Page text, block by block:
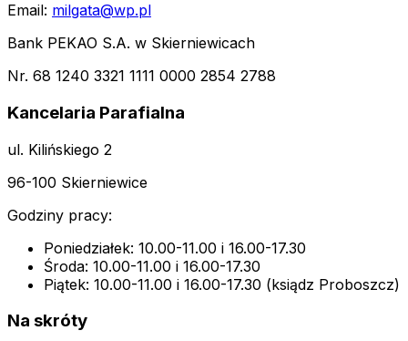
Email: milgata@wp.pl
Bank PEKAO S.A. w Skierniewicach
Nr. 68 1240 3321 1111 0000 2854 2788
Kancelaria Parafialna
ul. Kilińskiego 2
96-100 Skierniewice
Godziny pracy:
Poniedziałek: 10.00-11.00 i 16.00-17.30
Środa: 10.00-11.00 i 16.00-17.30
Piątek: 10.00-11.00 i 16.00-17.30 (ksiądz Proboszcz)
Na skróty